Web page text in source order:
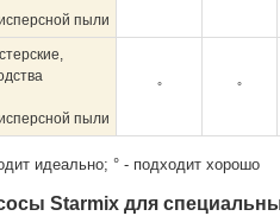
пыли
пыли
° °
идеально; ° - подходит хорошо
Starmix для